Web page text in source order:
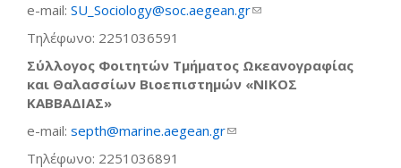
e-mail: SU_Sociology@soc.aegean.gr(link sends e-mail)
Τηλέφωνο: 2251036591
Σύλλογος Φοιτητών Τμήματος Ωκεανογραφίας
και Θαλασσίων Βιοεπιστημών «ΝΙΚΟΣ
ΚΑΒΒΑΔΙΑΣ»
e-mail: septh@marine.aegean.gr(link sends e-mail)
Τηλέφωνο: 2251036891